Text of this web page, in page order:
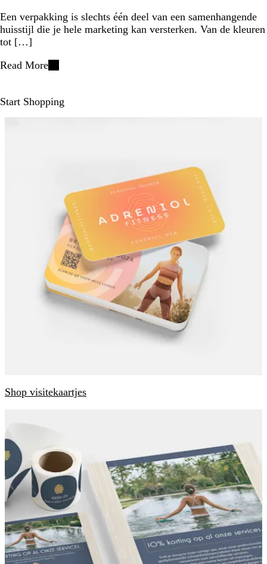
Een verpakking is slechts één deel van een samenhangende
huisstijl die je hele marketing kan versterken. Van de kleuren
tot […]
Read More
Start Shopping
Shop visitekaartjes